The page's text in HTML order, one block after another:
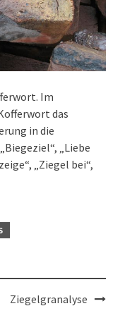
Im
das
in die
„Liebe
„Ziegel bei“,
Ziegelgranalyse